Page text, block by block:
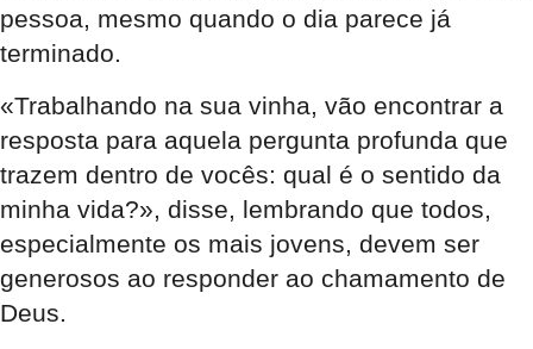
pessoa, mesmo quando o dia parece já
terminado.
«Trabalhando na sua vinha, vão encontrar a
resposta para aquela pergunta profunda que
trazem dentro de vocês: qual é o sentido da
minha vida?», disse, lembrando que todos,
especialmente os mais jovens, devem ser
generosos ao responder ao chamamento de
Deus.